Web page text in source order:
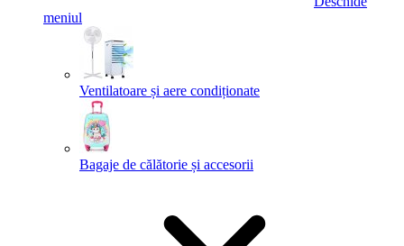
meniul
Ventilatoare și aere condiționate
Bagaje de călătorie și accesorii